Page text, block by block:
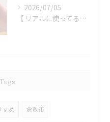
2026/07/05
【 リアルに使ってる韓国🇰🇷iLLONスキンケア編】
Tags
すめ 倉敷市